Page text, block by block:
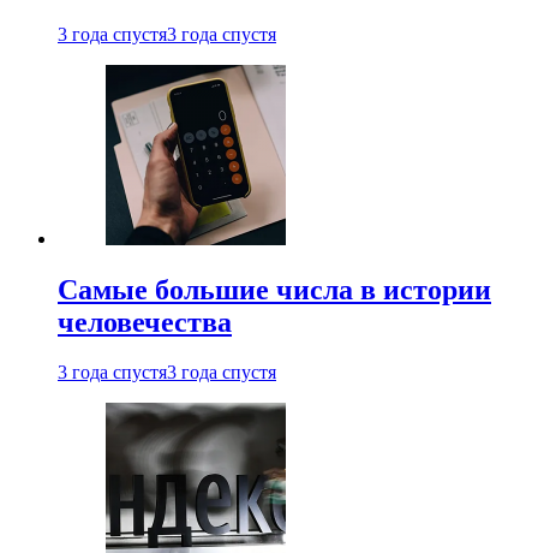
3 года спустя3 года спустя
Самые большие числа в истории
человечества
3 года спустя3 года спустя